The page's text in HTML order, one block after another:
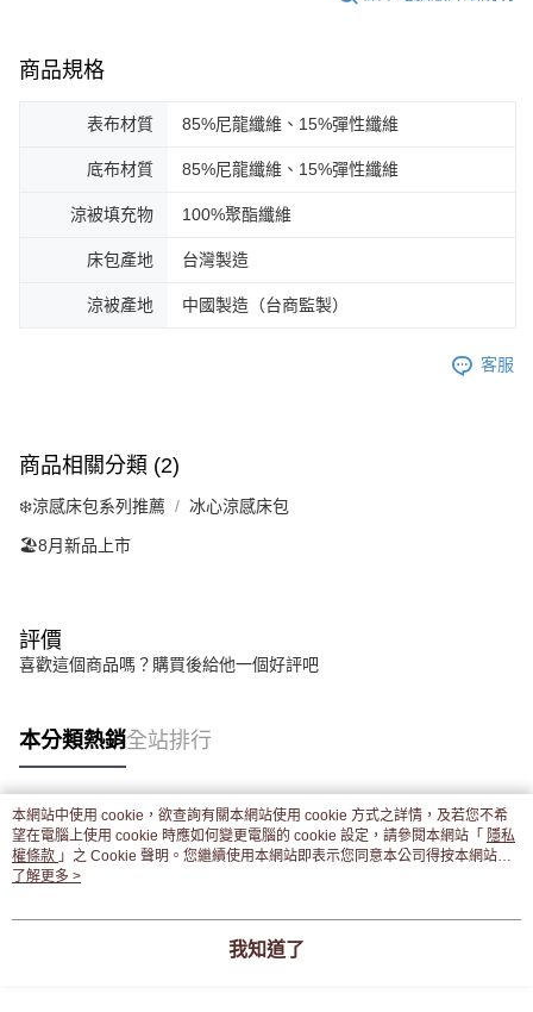
商品規格
表布材質 85%尼龍纖維、15%彈性纖維
底布材質 85%尼龍纖維、15%彈性纖維
涼被填充物 100%聚酯纖維
床包產地 台灣製造
涼被產地 中國製造（台商監製）
客服
商品相關分類 (2)
❄️涼感床包系列推薦 冰心涼感床包
🏖️8月新品上市
評價
喜歡這個商品嗎？購買後給他一個好評吧
本分類熱銷全站排行
熱門標籤
本網站中使用 cookie，欲查詢有關本網站使用 cookie 方式之詳情，及若您不希
望在電腦上使用 cookie 時應如何變更電腦的 cookie 設定，請參閱本網站「 隱私
權條款 」之 Cookie 聲明。您繼續使用本網站即表示您同意本公司得按本網站使
用條款之 Cookie 聲明使用 cookie。
了解更多 >
我知道了